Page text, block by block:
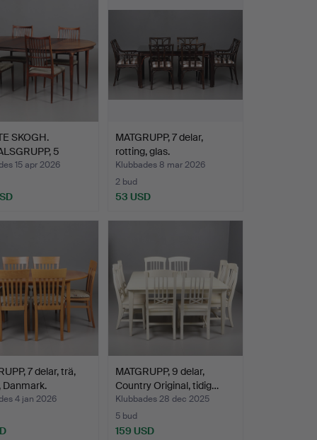
SKOGH.
5
"CORT…
15 apr 2026
MATGRUPP, 7 delar,
rotting, glas.
Klubbades 8 mar 2026
2 bud
53 USD
7 delar, trä,
Danmark.
4 jan 2026
MATGRUPP, 9 delar,
Country Original, tidig…
Klubbades 28 dec 2025
5 bud
159 USD